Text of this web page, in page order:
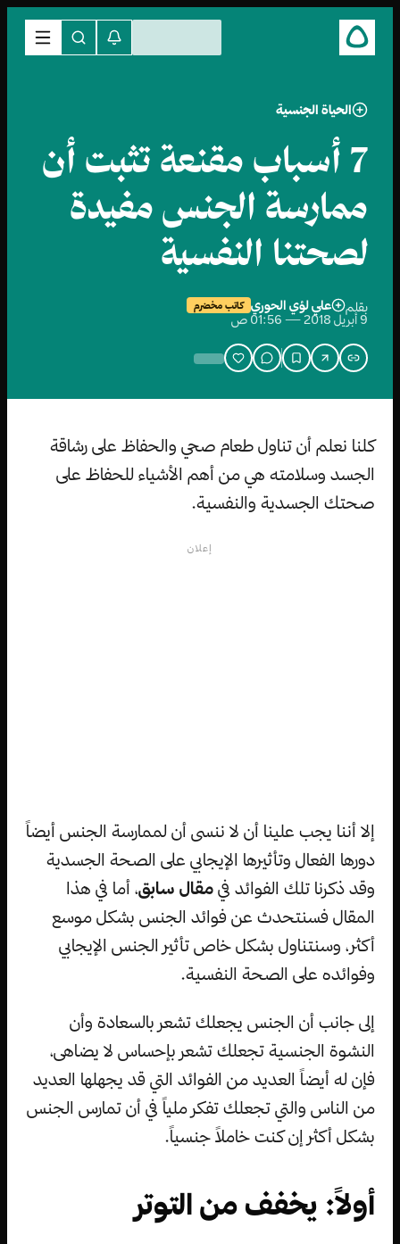
الحياة الجنسية
7 أسباب مقنعة تثبت أن
ممارسة الجنس مفيدة
لصحتنا النفسية
بقلم علي لؤي الحوري كاتب مخضرم
9 أبريل 2018 — 01:56 ص
كلنا نعلم أن تناول طعام صحي والحفاظ على رشاقة
الجسد وسلامته هي من أهم الأشياء للحفاظ على
صحتك الجسدية والنفسية.
إعلان
إلا أننا يجب علينا أن لا ننسى أن لممارسة الجنس أيضاً
دورها الفعال وتأثيرها الإيجابي على الصحة الجسدية
وقد ذكرنا تلك الفوائد في مقال سابق، أما في هذا
المقال فسنتحدث عن فوائد الجنس بشكل موسع
أكثر، وسنتناول بشكل خاص تأثير الجنس الإيجابي
وفوائده على الصحة النفسية.
إلى جانب أن الجنس يجعلك تشعر بالسعادة وأن
النشوة الجنسية تجعلك تشعر بإحساس لا يضاهى،
فإن له أيضاً العديد من الفوائد التي قد يجهلها العديد
من الناس والتي تجعلك تفكر ملياً في أن تمارس الجنس
بشكل أكثر إن كنت خاملاً جنسياً.
أولاً: يخفف من التوتر